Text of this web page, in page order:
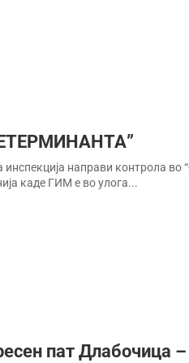
направи контрола
каде ГИМ е во улога...
пат Длабочица